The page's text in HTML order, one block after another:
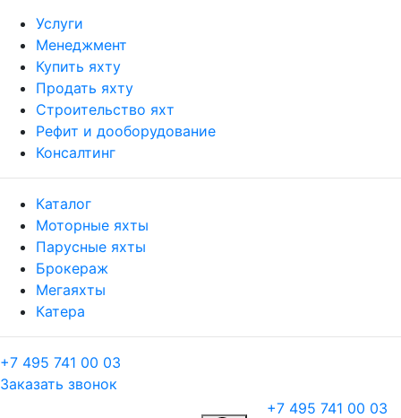
Услуги
Менеджмент
Купить яхту
Продать яхту
Строительство яхт
Рефит и дооборудование
Консалтинг
Каталог
Моторные яхты
Парусные яхты
Брокераж
Мегаяхты
Катера
+7 495 741 00 03
Заказать звонок
+7 495 741 00 03